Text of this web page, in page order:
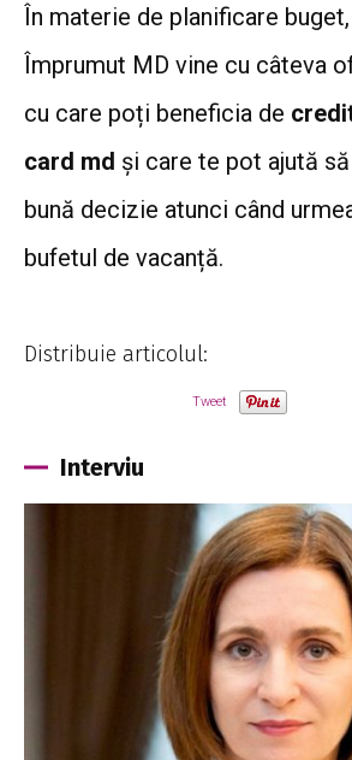
În materie de planificare
Împrumut MD vine cu câteva
cu care poți beneficia de
card md și care te pot ajută
bună decizie atunci când
bufetul de vacanță.
Distribuie articolul:
Tweet
Interviu